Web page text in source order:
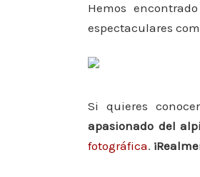
Hemos encontrado
espectaculares
Si quieres
apasionado del
fotográfica.